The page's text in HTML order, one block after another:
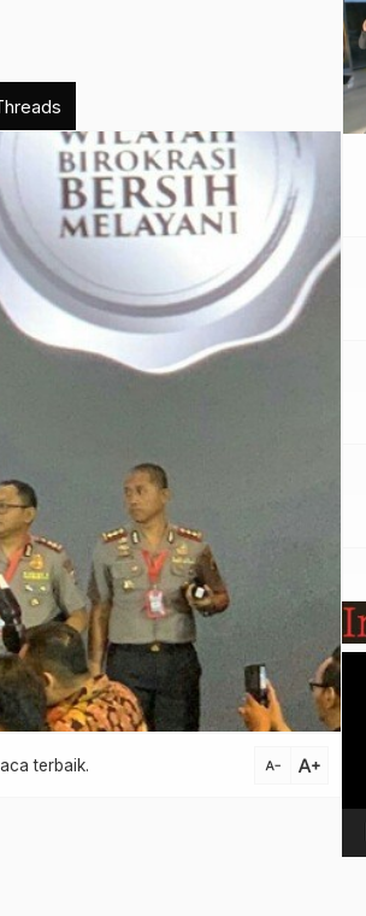
terbaik. text_decrease text_increase